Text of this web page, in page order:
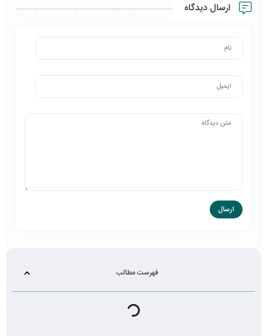
ارسال دیدگاه
فهرست مطالب